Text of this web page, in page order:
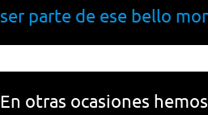
ser parte de ese bello
En otras ocasiones